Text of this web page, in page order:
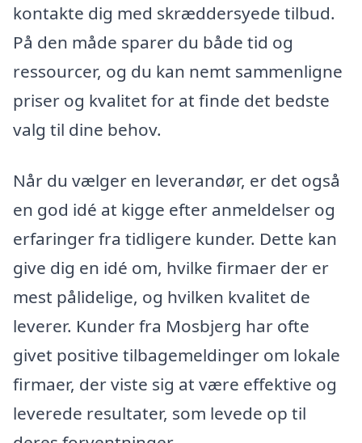
kontakte dig med skræddersyede tilbud.
På den måde sparer du både tid og
ressourcer, og du kan nemt sammenligne
priser og kvalitet for at finde det bedste
valg til dine behov.
Når du vælger en leverandør, er det også
en god idé at kigge efter anmeldelser og
erfaringer fra tidligere kunder. Dette kan
give dig en idé om, hvilke firmaer der er
mest pålidelige, og hvilken kvalitet de
leverer. Kunder fra Mosbjerg har ofte
givet positive tilbagemeldinger om lokale
firmaer, der viste sig at være effektive og
leverede resultater, som levede op til